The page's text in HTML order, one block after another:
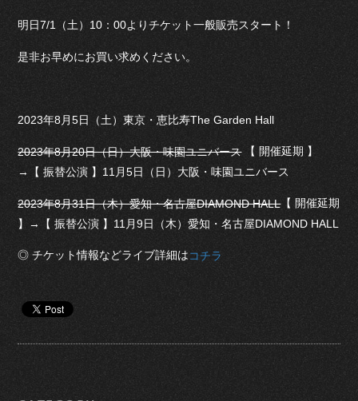
明日7/1（土）10：00よりチケット一般販売スタート！
是非お早めにお買い求めください。
2023年8月5日（土）東京・恵比寿The Garden Hall
2023年8月20日（日）大阪・味園ユニバース【 開催延期 】
→【 振替公演 】11月5日（日）大阪・味園ユニバース
2023年8月31日（木）愛知・名古屋DIAMOND HALL【 開催延期
】→【 振替公演 】11月9日（木）愛知・名古屋DIAMOND HALL
◎ チケット情報などライブ詳細はコチラ